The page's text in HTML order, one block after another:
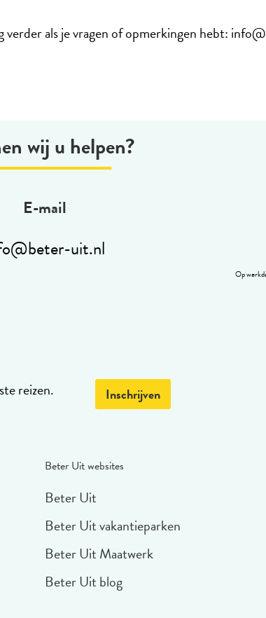
verder als je vragen of opmerkingen hebt:
wij u helpen?
E-mail
uit.nl
Op
reizen. Inschrijven
Beter Uit websites
Beter Uit
Beter Uit vakantieparken
Beter Uit Maatwerk
Beter Uit blog